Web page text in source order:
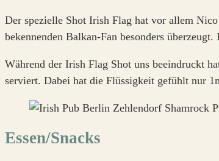
Der spezielle Shot Irish Flag hat vor allem
bekennenden Balkan-Fan besonders
Während der Irish Flag Shot uns beeindruckt
serviert. Dabei hat die Flüssigkeit gefühlt nur
Essen/Snacks